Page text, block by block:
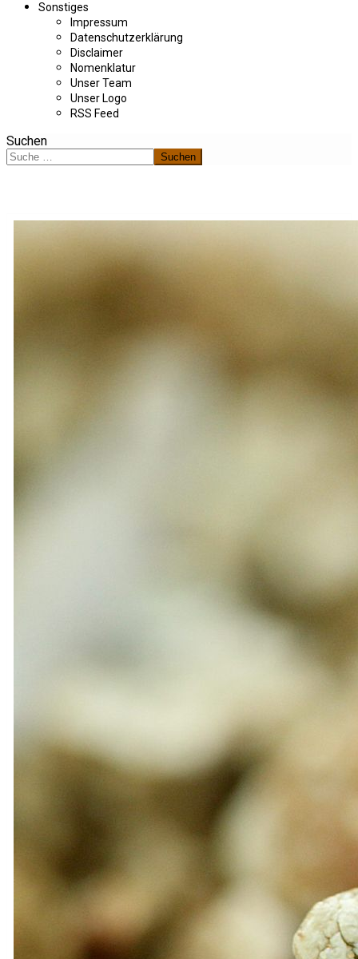
Sonstiges
Impressum
Datenschutzerklärung
Disclaimer
Nomenklatur
Unser Team
Unser Logo
RSS Feed
Suchen
Suchen